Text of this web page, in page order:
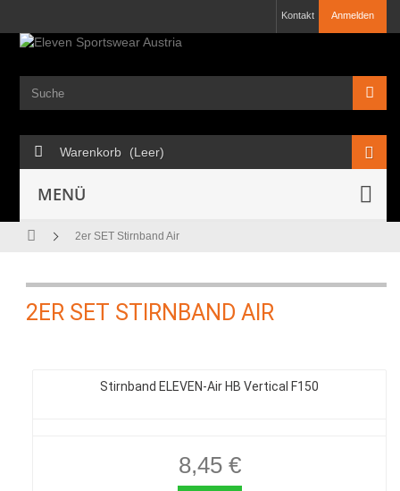
Anmelden
Kontakt
Warenkorb (Leer)
MENÜ
2er SET Stirnband Air
2ER SET STIRNBAND AIR
Stirnband ELEVEN-Air HB Vertical F150
8,45 €